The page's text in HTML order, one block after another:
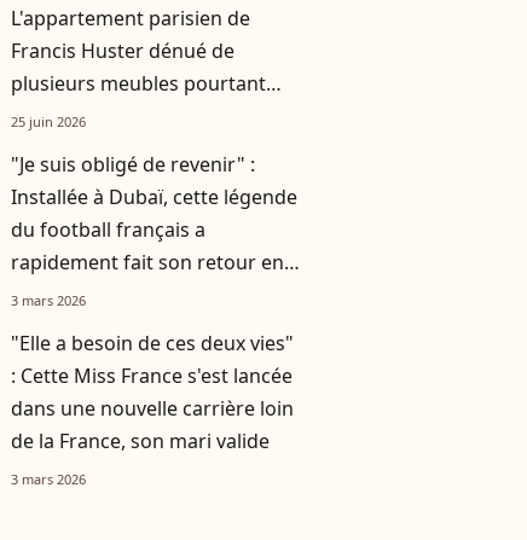
L'appartement parisien de
Francis Huster dénué de
plusieurs meubles pourtant
indispensables
25 juin 2026
"Je suis obligé de revenir" :
Installée à Dubaï, cette légende
du football français a
rapidement fait son retour en
France
3 mars 2026
"Elle a besoin de ces deux vies"
: Cette Miss France s'est lancée
dans une nouvelle carrière loin
de la France, son mari valide
3 mars 2026